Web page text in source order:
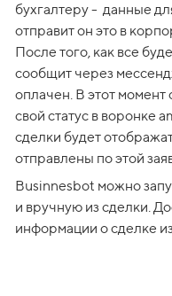
бухгалтеру -  данные
отправит он это в
После того, как все
сообщит через
оплачен. В этот момент
свой статус в воронке
сделки будет
отправлены по этой
Businnesbot можно
и вручную из сделки.
информации о сделке